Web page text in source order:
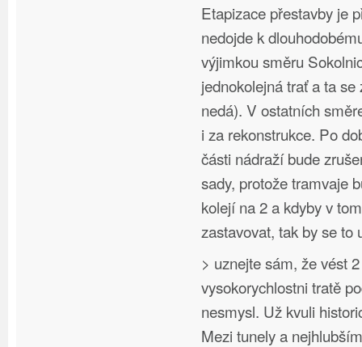
Etapizace přestavby je
nedojde k
výjimkou směru
jednokolejná trať a ta
nedá). V ostatních
i za rekonstrukce. Po
části nádraží bude
sady, protože tramvaje
kolejí na 2 a kdyby v
zastavovat, tak by se to
> uznejte sám, že vést
vysokorychlostni tratě
nesmysl. Už kvuli
Mezi tunely a